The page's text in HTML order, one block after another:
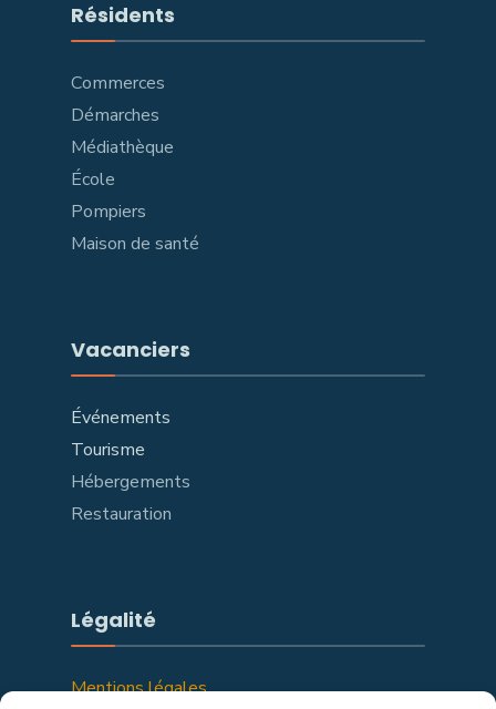
Résidents
Commerces
Démarches
Médiathèque
École
Pompiers
Maison de santé
Vacanciers
Événements
Tourisme
Hébergements
Restauration
Légalité
Mentions légales